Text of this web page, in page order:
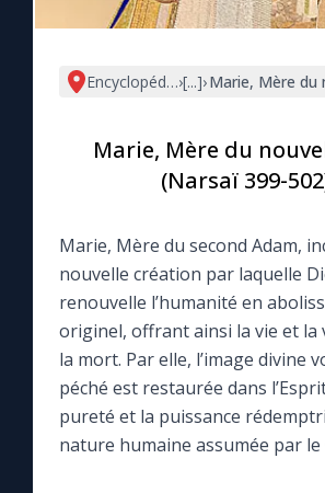
La chaîne Youtube
La newsletter
La vidéo de la semaine
Le compte Tiktok
Le magazine
Le site internet
Questions-réponses
Encyclopédie mariale
›[...]›Marie, Mère du
Marie, Mère du
(Narsaï 399-
Marie, Mère du second Adam,
nouvelle création par laquelle
renouvelle l’humanité en
originel, offrant ainsi la vie et la
la mort. Par elle, l’image divine
péché est restaurée dans
pureté et la puissance
nature humaine assumée par le